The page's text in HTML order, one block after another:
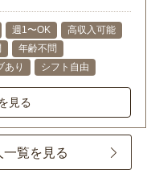
週1〜OK
高収入可能
年齢不問
あり シフト自由
見る
覧を見る